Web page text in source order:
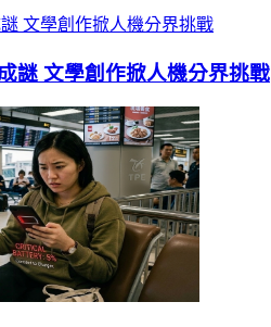
謎 文學創作掀人機分界挑戰